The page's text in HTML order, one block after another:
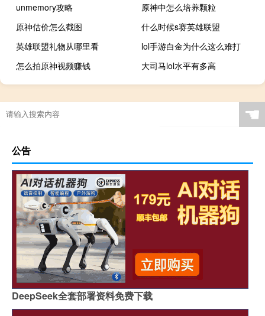
unmemory攻略
原神中怎么培养颗粒
原神估价怎么截图
什么时候s赛英雄联盟
英雄联盟礼物从哪里看
lol手游白金为什么这么难打
怎么拍原神视频赚钱
大司马lol水平有多高
☚
公告
DeepSeek全套部署资料免费下载